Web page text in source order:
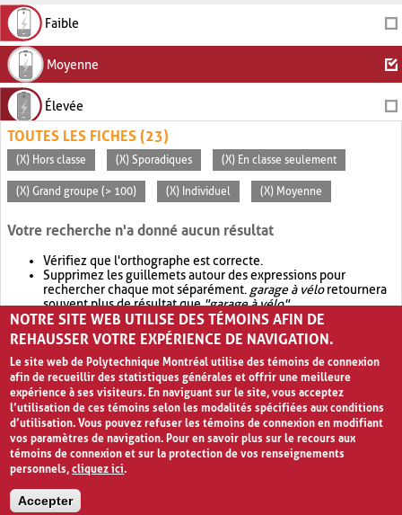
Faible
Moyenne
Élevée
TOUTES LES FICHES (23)
(X) Hors classe (X) Sporadiques (X) En classe seulement
(X) Grand groupe (> 100) (X) Individuel (X) Moyenne
Votre recherche n'a donné aucun résultat
Vérifiez que l'orthographe est correcte.
Supprimez les guillemets autour des expressions pour
rechercher chaque mot séparément. garage à véloretournera
souvent plus de résultat que"garage à vélo".
Envisagez d'élargir votre recherche avec OR.garage OR vélo
retournera souvent plus de résultat quegarage à vélo
NOTRE SITE WEB UTILISE DES TÉMOINS AFIN DE
REHAUSSER VOTRE EXPÉRIENCE DE NAVIGATION.
Le site web de Polytechnique Montréal utilise des témoins de connexion
afin de recueillir des statistiques générales et offrir une meilleure
expérience à ses visiteurs. En naviguant sur le site, vous acceptez
l’utilisation de ces témoins selon les modalités spécifiées aux conditions
d’utilisation. Vous pouvez refuser les témoins de connexion en modifiant
vos paramètres de navigation. Pour en savoir plus sur le recours aux
témoins de connexion et sur la protection de vos renseignements
personnels,cliquez ici.
Accepter